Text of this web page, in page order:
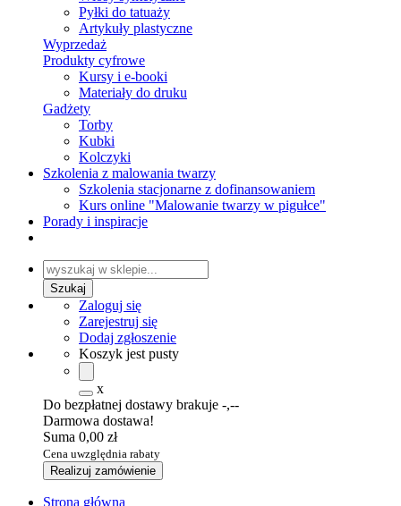
Pyłki do tatuaży
Artykuły plastyczne
Wyprzedaż
Produkty cyfrowe
Kursy i e-booki
Materiały do druku
Gadżety
Torby
Kubki
Kolczyki
Szkolenia z malowania twarzy
Szkolenia stacjonarne z dofinansowaniem
Kurs online "Malowanie twarzy w pigułce"
Porady i inspiracje
Zaloguj się
Zarejestruj się
Dodaj zgłoszenie
Koszyk jest pusty
x
Do bezpłatnej dostawy brakuje -,--
Darmowa dostawa!
Suma 0,00 zł
Cena uwzględnia rabaty
Realizuj zamówienie
Strona główna